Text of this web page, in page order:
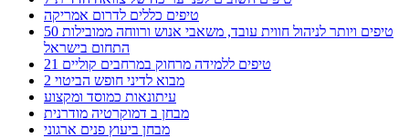
טיפים כללים לדרום אמריקה
50 טיפים ויותר לניהול חווית עובד, משאבי אנוש ורווחה ממובילות
התחום בישראל
21 טיפים ללמידה מרחוק במרחבים קוליים
מבוא לדיני חופש הביטוי 2
עיתונאות כמוסד ומקצוע
מבחן ב דמוקרטיה מודרנית
מבחן ביעוץ פנים ארגוני